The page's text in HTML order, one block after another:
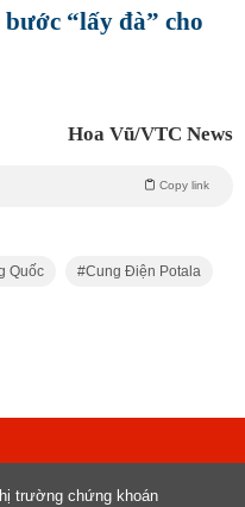
“lấy đà” cho
Hoa Vũ/VTC News
Copy link
Quốc Cung Điện Potala
trường chứng khoán